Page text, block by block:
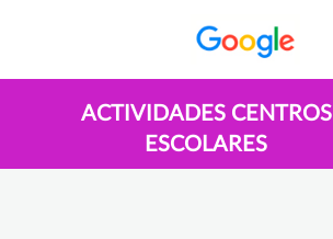
ACTIVIDADES CENTROS
ESCOLARES